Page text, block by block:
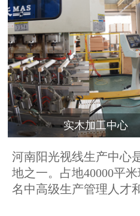
实木加工中心
河南阳光视线生产中心
地之一。占地40000平
名中高级生产管理人才